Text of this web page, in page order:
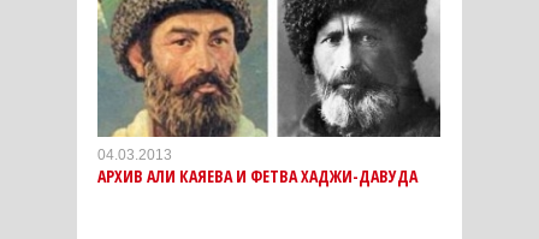
04.03.2013
АРХИВ АЛИ КАЯЕВА И ФЕТВА ХАДЖИ-ДАВУДА